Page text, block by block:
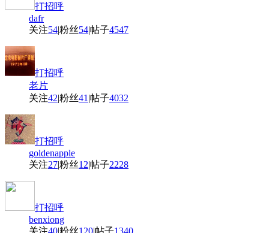
打招呼
dafr
关注54|粉丝54|帖子4547
打招呼
老片
关注42|粉丝41 |帖子4032
打招呼
goldenapple
关注27|粉丝12|帖子2228
打招呼
benxiong
关注40|粉丝120|帖子1340